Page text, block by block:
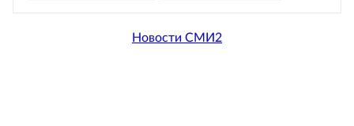
Новости СМИ2